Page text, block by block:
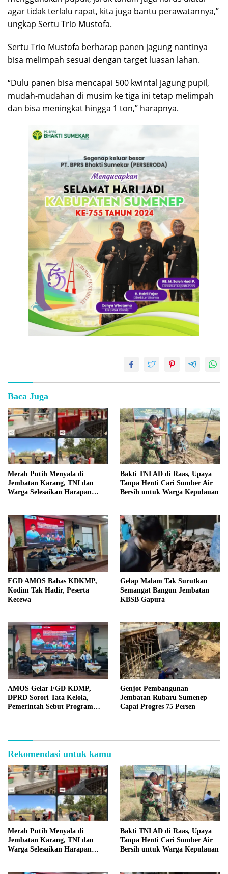
agar tidak terlalu rapat, kita juga bantu perawatannya,”
ungkap Sertu Trio Mustofa.
Sertu Trio Mustofa berharap panen jagung nantinya
bisa melimpah sesuai dengan target luasan lahan.
“Dulu panen bisa mencapai 500 kwintal jagung pupil,
mudah-mudahan di musim ke tiga ini tetap melimpah
dan bisa meningkat hingga 1 ton,” harapnya.
Baca Juga
Merah Putih Menyala di
Jembatan Karang, TNI dan
Warga Selesaikan Harapan
Bakti TNI AD di Raas, Upaya
Tanpa Henti Cari Sumber Air
Bersih untuk Warga Kepulauan
FGD AMOS Bahas KDKMP,
Kodim Tak Hadir, Peserta
Kecewa
Gelap Malam Tak Surutkan
Semangat Bangun Jembatan
KBSB Gapura
AMOS Gelar FGD KDMP,
DPRD Sorori Tata Kelola,
Pemerintah Sebut Program
Genjot Pembangunan
Jembatan Rubaru Sumenep
Capai Progres 75 Persen
Rekomendasi untuk kamu
Merah Putih Menyala di
Jembatan Karang, TNI dan
Warga Selesaikan Harapan
Bakti TNI AD di Raas, Upaya
Tanpa Henti Cari Sumber Air
Bersih untuk Warga Kepulauan